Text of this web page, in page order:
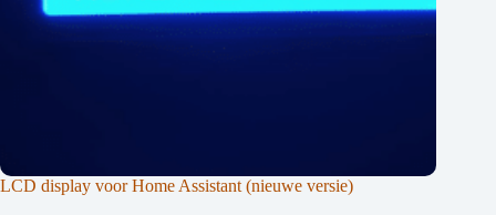
LCD display voor Home Assistant (nieuwe versie)